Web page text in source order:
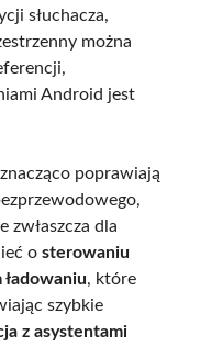
słuchacza,
można
Android jest
znacząco poprawiają
zwłaszcza dla
o sterowaniu
, które
szybkie
z asystentami